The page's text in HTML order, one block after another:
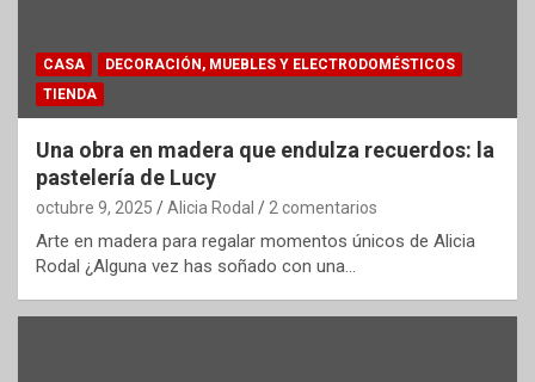
CASA
DECORACIÓN, MUEBLES Y ELECTRODOMÉSTICOS
TIENDA
Una obra en madera que endulza recuerdos: la
pastelería de Lucy
octubre 9, 2025 Alicia Rodal 2 comentarios
Arte en madera para regalar momentos únicos de Alicia
Rodal ¿Alguna vez has soñado con una…